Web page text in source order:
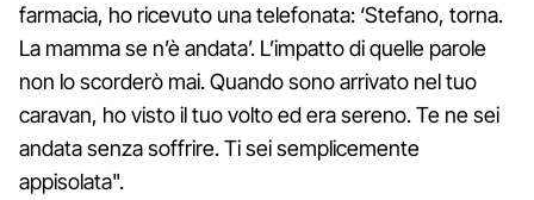
farmacia, ho ricevuto una telefonata: ‘Stefano, torna.
La mamma se n’è andata’. L’impatto di quelle parole
non lo scorderò mai. Quando sono arrivato nel tuo
caravan, ho visto il tuo volto ed era sereno. Te ne sei
andata senza soffrire. Ti sei semplicemente
appisolata".